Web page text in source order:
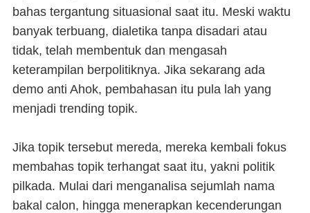
bahas tergantung situasional saat itu. Meski waktu
banyak terbuang, dialetika tanpa disadari atau
tidak, telah membentuk dan mengasah
keterampilan berpolitiknya. Jika sekarang ada
demo anti Ahok, pembahasan itu pula lah yang
menjadi trending topik.
Jika topik tersebut mereda, mereka kembali fokus
membahas topik terhangat saat itu, yakni politik
pilkada. Mulai dari menganalisa sejumlah nama
bakal calon, hingga menerapkan kecenderungan